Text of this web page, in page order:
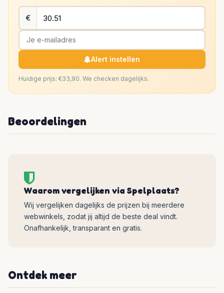
€
Alert instellen
Huidige prijs: €33,90. We checken dagelijks.
Beoordelingen
Waarom vergelijken via Spelplaats?
Wij vergelijken dagelijks de prijzen bij meerdere
webwinkels, zodat jij altijd de beste deal vindt.
Onafhankelijk, transparant en gratis.
Ontdek meer